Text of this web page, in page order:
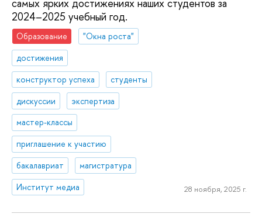
самых ярких достижениях наших студентов за
2024–2025 учебный год.
Образование
"Окна роста"
достижения
конструктор успеха
студенты
дискуссии
экспертиза
мастер-классы
приглашение к участию
бакалавриат
магистратура
Институт медиа
28 ноября, 2025 г.